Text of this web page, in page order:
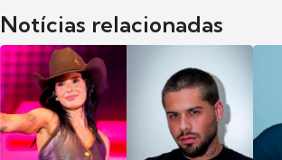
Notícias relacionadas